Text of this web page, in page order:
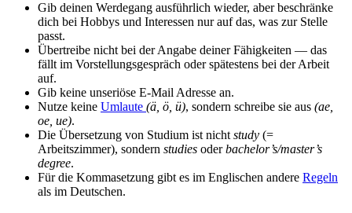
Gib deinen Werdegang ausführlich wieder, aber beschränke
dich bei Hobbys und Interessen nur auf das, was zur Stelle
passt.
Übertreibe nicht bei der Angabe deiner Fähigkeiten — das
fällt im Vorstellungsgespräch oder spätestens bei der Arbeit
auf.
Gib keine unseriöse E-Mail Adresse an.
Nutze keine Umlaute (ä, ö, ü), sondern schreibe sie aus (ae,
oe, ue).
Die Übersetzung von Studium ist nicht study (=
Arbeitszimmer), sondern studies oderbachelor’s/master’s
degree.
Für die Kommasetzung gibt es im Englischen andere Regeln
als im Deutschen.